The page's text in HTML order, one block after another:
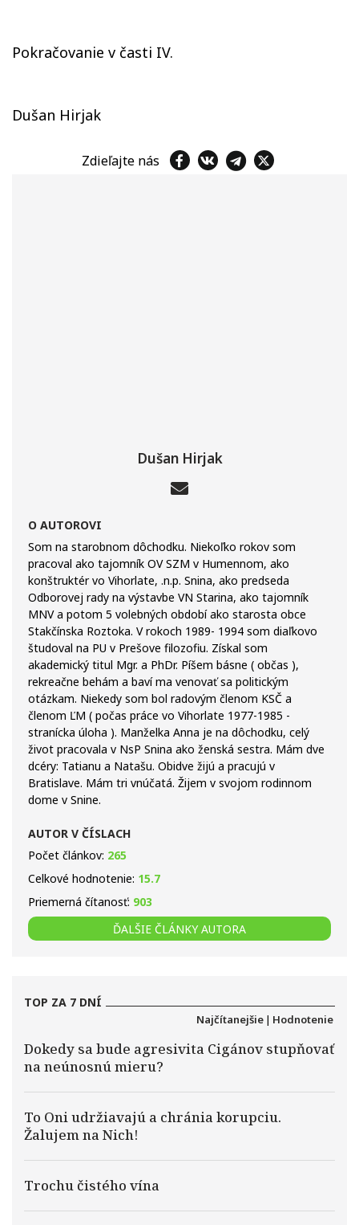
Pokračovanie v časti IV.
Dušan Hirjak
Zdieľajte nás
Dušan Hirjak
O AUTOROVI
Som na starobnom dôchodku. Niekoľko rokov som
pracoval ako tajomník OV SZM v Humennom, ako
konštruktér vo Vihorlate, .n.p. Snina, ako predseda
Odborovej rady na výstavbe VN Starina, ako tajomník
MNV a potom 5 volebných období ako starosta obce
Stakčínska Roztoka. V rokoch 1989- 1994 som diaľkovo
študoval na PU v Prešove filozofiu. Získal som
akademický titul Mgr. a PhDr. Píšem básne ( občas ),
rekreačne behám a baví ma venovať sa politickým
otázkam. Niekedy som bol radovým členom KSČ a
členom ĽM ( počas práce vo Vihorlate 1977-1985 -
stranícka úloha ). Manželka Anna je na dôchodku, celý
život pracovala v NsP Snina ako ženská sestra. Mám dve
dcéry: Tatianu a Natašu. Obidve žijú a pracujú v
Bratislave. Mám tri vnúčatá. Žijem v svojom rodinnom
dome v Snine.
AUTOR V ČÍSLACH
Počet článkov: 265
Celkové hodnotenie: 15.7
Priemerná čítanosť: 903
ĎALŠIE ČLÁNKY AUTORA
TOP ZA 7 DNÍ
Najčítanejšie | Hodnotenie
Dokedy sa bude agresivita Cigánov stupňovať
na neúnosnú mieru?
To Oni udržiavajú a chránia korupciu.
Žalujem na Nich!
Trochu čistého vína